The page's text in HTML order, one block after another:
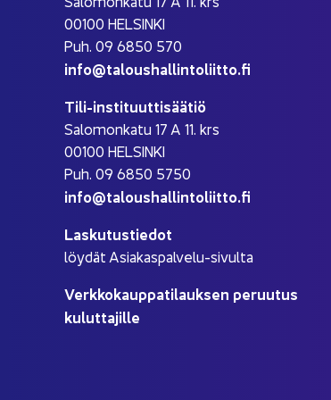
00100 HEL­SIN­KI
Puh. 09 6850 570
info@ta­lous­hal­lin­to­liit­to.fi
Tili-​instituuttisäätiö
Sa­lo­mon­ka­tu 17 A 11. krs
00100 HEL­SIN­KI
Puh. 09 6850 5750
info@ta­lous­hal­lin­to­liit­to.fi
Las­ku­tus­tie­dot
löy­dät Asiakaspalvelu-​sivulta
Verk­ko­kaup­pa­ti­lauk­sen pe­ruu­tus
ku­lut­ta­jil­le